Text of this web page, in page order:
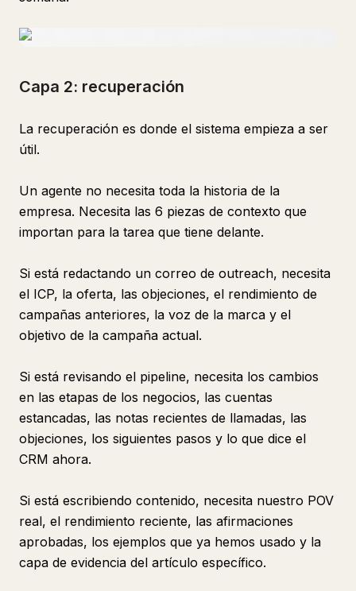
Capa 2: recuperación
La recuperación es donde el sistema empieza a ser
útil.
Un agente no necesita toda la historia de la
empresa. Necesita las 6 piezas de contexto que
importan para la tarea que tiene delante.
Si está redactando un correo de outreach, necesita
el ICP, la oferta, las objeciones, el rendimiento de
campañas anteriores, la voz de la marca y el
objetivo de la campaña actual.
Si está revisando el pipeline, necesita los cambios
en las etapas de los negocios, las cuentas
estancadas, las notas recientes de llamadas, las
objeciones, los siguientes pasos y lo que dice el
CRM ahora.
Si está escribiendo contenido, necesita nuestro POV
real, el rendimiento reciente, las afirmaciones
aprobadas, los ejemplos que ya hemos usado y la
capa de evidencia del artículo específico.